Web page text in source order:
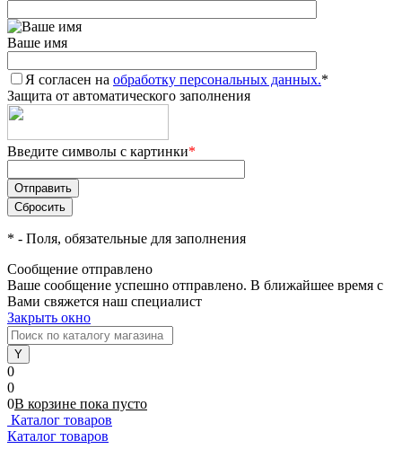
Ваше имя
Я согласен на обработку персональных данных.*
Защита от автоматического заполнения
Введите символы с картинки*
* - Поля, обязательные для заполнения
Сообщение отправлено
Ваше сообщение успешно отправлено. В ближайшее время с
Вами свяжется наш специалист
Закрыть окно
0
0
0В корзине пока пусто
Каталог товаров
Каталог товаров